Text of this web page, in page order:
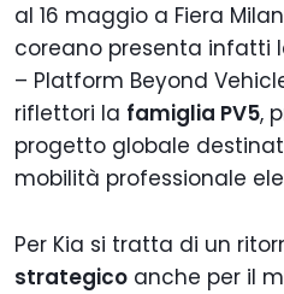
al 16 maggio a Fiera
coreano presenta infatti
– Platform Beyond
riflettori la famiglia PV5,
progetto globale
mobilità professionale
Per Kia si tratta di un
strategico anche per il